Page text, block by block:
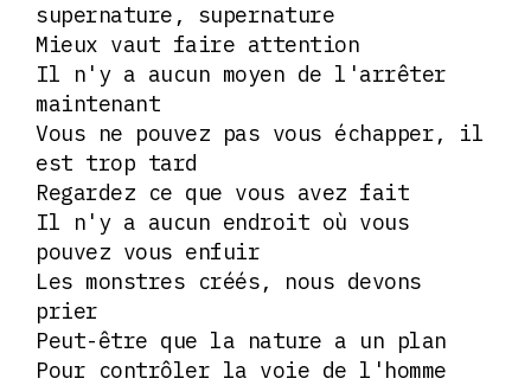
supernature, supernature
Mieux vaut faire attention
Il n'y a aucun moyen de l'arrêter
maintenant
Vous ne pouvez pas vous échapper, il
est trop tard
Regardez ce que vous avez fait
Il n'y a aucun endroit où vous
pouvez vous enfuir
Les monstres créés, nous devons
prier
Peut-être que la nature a un plan
Pour contrôler la voie de l'homme